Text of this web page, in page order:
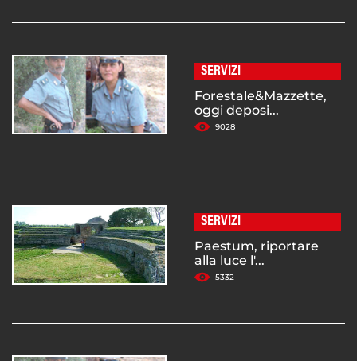
SERVIZI
Forestale&Mazzette,
oggi deposi...
9028
SERVIZI
Paestum, riportare
alla luce l'...
5332